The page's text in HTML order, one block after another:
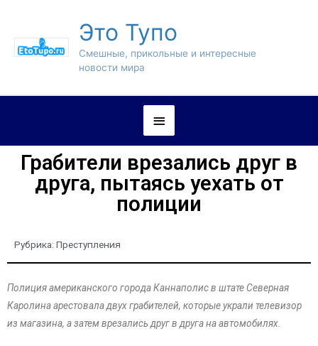
Это Тупо
Смешные, прикольные и интересные
новости мира
Грабители врезались друг в
друга, пытаясь уехать от
полиции
Рубрика: Преступления
Полиция американского города Каннаполис в штате Северная
Каролина арестовала двух грабителей, которые украли телевизор
из магазина, а затем врезались друг в друга на автомобилях.